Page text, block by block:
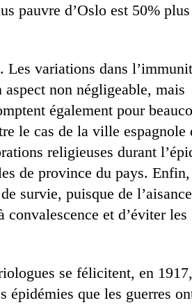
pauvre d’Oslo est 50%
variations dans
non négligeable, mais
également pour
le cas de la ville espagnole
religieuses durant
de province du pays.
survie, puisque de l’aisance
convalescence et d’éviter les
se félicitent, en 1917,
épidémies que les guerres